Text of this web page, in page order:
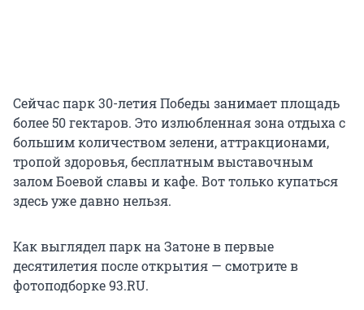
Сейчас парк 30-летия Победы занимает площадь
более 50 гектаров. Это излюбленная зона отдыха с
большим количеством зелени, аттракционами,
тропой здоровья, бесплатным выставочным
залом Боевой славы и кафе. Вот только купаться
здесь уже давно нельзя.
Как выглядел парк на Затоне в первые
десятилетия после открытия — смотрите в
фотоподборке 93.RU.